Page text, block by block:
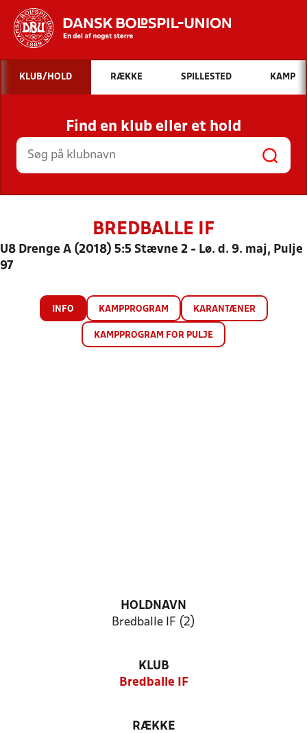
Hvad vil du søge efter?
INDHOLD OG NYHEDER
STILLINGER, RESULTATER, KLUBBER OG
HOLD
KLUB/HOLD RÆKKE SPILLESTED KAMP
Find en klub eller et hold
BREDBALLE IF
U8 Drenge A (2018) 5:5 Stævne 2 - Lø. d. 9. maj, Pulje
97
INFO KAMPPROGRAM KARANTÆNER
KAMPPROGRAM FOR PULJE
HOLDNAVN
Bredballe IF (2)
KLUB
Bredballe IF
RÆKKE